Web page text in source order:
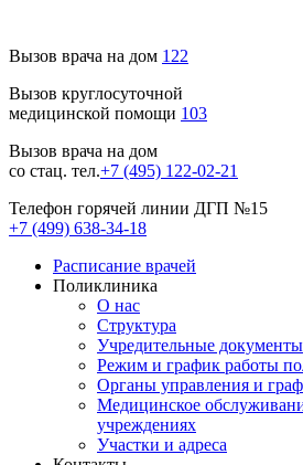
Вызов врача на дом 122
Вызов круглосуточной
медицинской помощи 103
Вызов врача на дом
со стац. тел.+7 (495) 122-02-21
Телефон горячей линии ДГП №15
+7 (499) 638-34-18
Расписание врачей
Поликлиника
О нас
Структура
Учредительные документы
Режим и график работы
Органы управления и
Медицинское
учреждениях
Участки и адреса